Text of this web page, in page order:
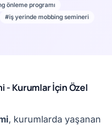
önleme programı
#iş yerinde mobbing semineri
- Kurumlar İçin Özel
, kurumlarda yaşanan